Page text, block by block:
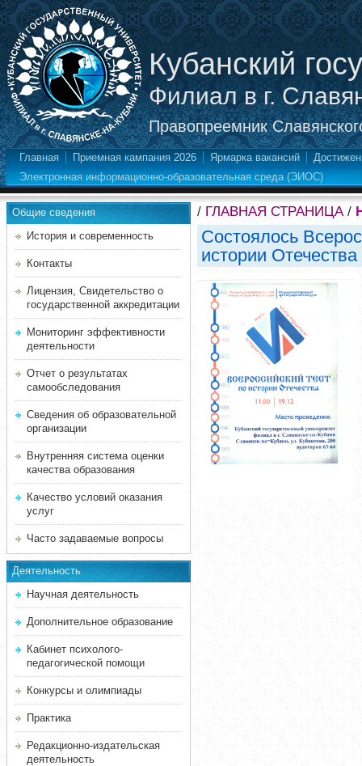
Кубанский
Филиал в г.
Правопреемник
Главная Приемная кампания 2026 Ярмарка вакансий
Электронная информационно-образовательная среда (ЭИОС)
Общие сведения
История и современность
Контакты
Лицензия, Свидетельство о
государственной аккредитации
Мониторинг эффективности
деятельности
Отчет о результатах
самообследования
Сведения об образовательной
организации
Внутренняя система оценки
качества образования
Качество условий оказания
услуг
Часто задаваемые вопросы
Деятельность
Научная деятельность
Дополнительное образование
Кабинет психолого-
педагогической помощи
Конкурсы и олимпиады
Практика
Редакционно-издательская
деятельность
/ ГЛАВНАЯ СТРАНИЦА/
Состоялось
истории Отечества